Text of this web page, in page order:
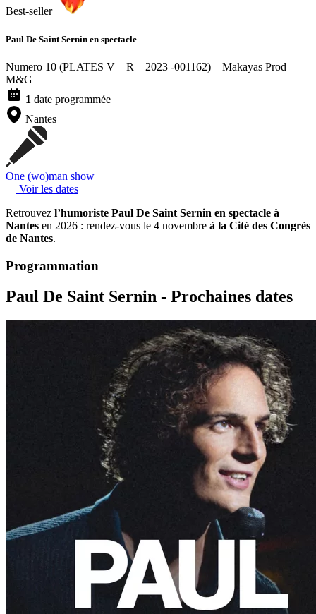
Best-seller
Paul De Saint Sernin en spectacle
Numero 10 (PLATES V – R – 2023 -001162) – Makayas Prod –
M&G
1 date programmée
Nantes
One (wo)man show
Voir les dates
Retrouvez l’humoriste Paul De Saint Sernin en spectacle à
Nantes en 2026 : rendez-vous le 4 novembre à la Cité des Congrès
de Nantes.
Programmation
Paul De Saint Sernin - Prochaines dates